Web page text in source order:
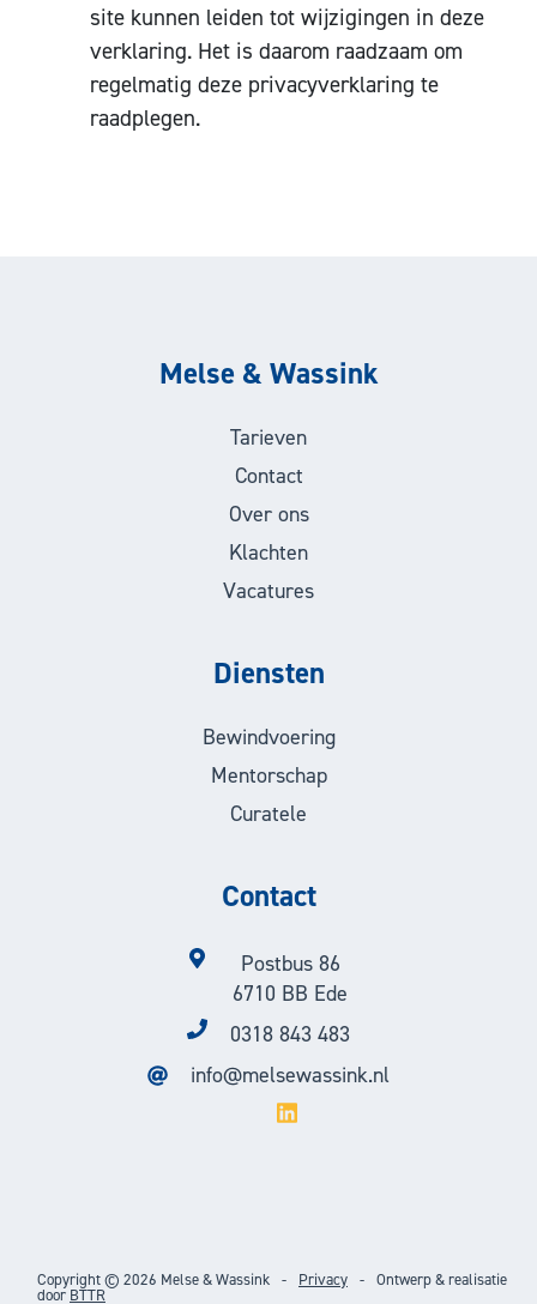
site kunnen leiden tot wijzigingen in deze
verklaring. Het is daarom raadzaam om
regelmatig deze privacyverklaring te
raadplegen.
Melse & Wassink
Tarieven
Contact
Over ons
Klachten
Vacatures
Diensten
Bewindvoering
Mentorschap
Curatele
Contact
Postbus 86
6710 BB Ede
0318 843 483
info@melsewassink.nl
Copyright © 2026 Melse & Wassink - Privacy - Ontwerp & realisatie
door BTTR